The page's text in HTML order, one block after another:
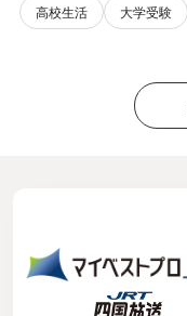
高校生活
大学受験